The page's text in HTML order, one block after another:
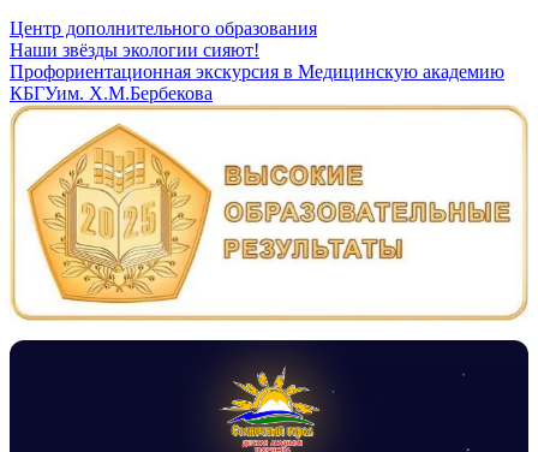
Центр дополнительного образования
Навигация
по
записям
Наши звёзды экологии сияют!
Профориентационная экскурсия в Медицинскую академию
КБГУим. Х.М.Бербекова